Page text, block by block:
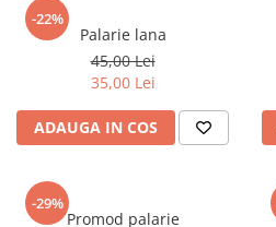
-22%
Palarie lana
45,00 Lei
35,00 Lei
ADAUGA IN COS
-29%
Promod palarie